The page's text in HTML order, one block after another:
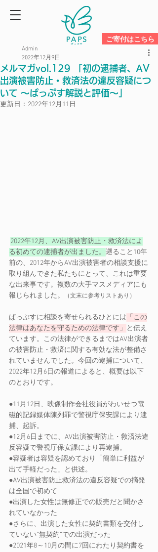
ご寄付はこちら
メルマガvol.129 「初の逮捕者、AV
出演被害防止・救済法の違反容疑につ
いて ～ぱっぷす解説と評価～」
Admin
2022年12月9日
更新日： 2022年12月11日
2022年12月、AV出演被害防止・救済法によ
る初めての逮捕者が出ました。 遡ること10年
前の、2012年からAV出演被害者の相談支援に
取り組んできた私たちにとって、これは重要
な出来事です。複数の大手マスメディアにも
報じられました。
（文末に参考リストあり）
ぱっぷすに相談を寄せられるひとには 「この
法律はあなたを守るための法律です」 と伝え
ています。この法律ができるまではAV出演者
の被害防止・救済に関する有効な法が整備さ
れていませんでした。今回の逮捕について、
2022年12月6日の報道によると、概要は以下
のとおりです。
●11月12日、映像制作会社役員がわいせつ電
磁的記録媒体陳列罪で警視庁保安課により逮
捕、起訴。
●12月6日までに、AV出演被害防止・救済法違
反容疑で警視庁保安課により再逮捕。
●容疑者は容疑を認めており「簡単に利益が
出て手軽だった」と供述。
●AV出演被害防止救済法の違反容疑での摘発
は全国で初めて
●出演した女性は無修正での販売だと聞かさ
れていなかった
●さらに、出演した女性に契約書類を交付し
ていない”無契約”での出演だった
●2021年8～10月の間に7回にわたり契約書を